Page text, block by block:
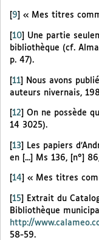
9 « Mes titres
10
Une partie
bibliothèque (cf.
p. 47).
[11]
Nous avons
auteurs nivernais,
12
On ne possède
14 3025).
[13]
Les papiers
en [...] Ms 136, [n°]
14 « Mes titres
15
Extrait du
Bibliothèque
http://
58-59.